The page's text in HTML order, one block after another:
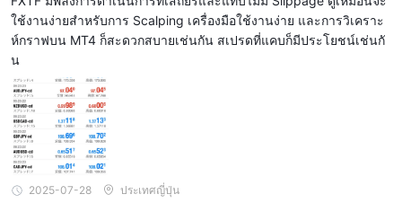
ใช้งานง่ายสำหรับการ Scalping เครื่องมือใช้งานง่าย และการวิเคราะ
ห์กราฟบน MT4 ก็สะดวกสบายเช่นกัน สเปรดที่แคบก็มีประโยชน์เช่นกั
น
2025-07-28 ประเทศญี่ปุ่น